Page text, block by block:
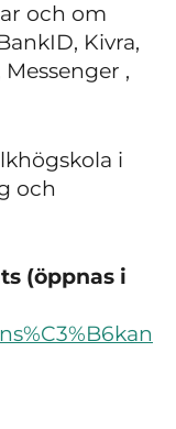
och om
Kivra,
,
i
och
(öppnas i